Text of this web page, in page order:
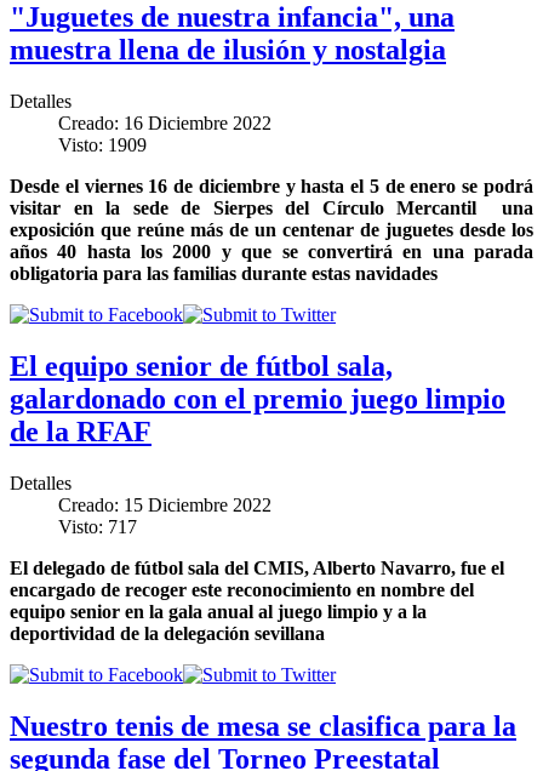
"Juguetes de nuestra infancia", una
muestra llena de ilusión y nostalgia
Detalles
Creado: 16 Diciembre 2022
Visto: 1909
Desde el viernes 16 de diciembre y hasta el 5 de enero se podrá
visitar en la sede de Sierpes del Círculo Mercantil una
exposición que reúne más de un centenar de juguetes desde los
años 40 hasta los 2000 y que se convertirá en una parada
obligatoria para las familias durante estas navidades
El equipo senior de fútbol sala,
galardonado con el premio juego limpio
de la RFAF
Detalles
Creado: 15 Diciembre 2022
Visto: 717
El delegado de fútbol sala del CMIS, Alberto Navarro, fue el
encargado de recoger este reconocimiento en nombre del
equipo senior en la gala anual al juego limpio y a la
deportividad de la delegación sevillana
Nuestro tenis de mesa se clasifica para la
segunda fase del Torneo Preestatal